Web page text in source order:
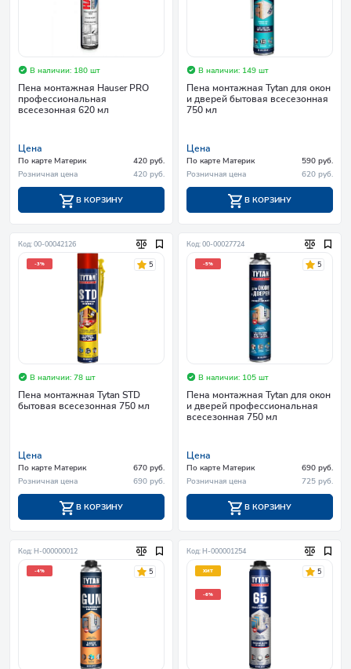
В наличии: 180 шт
Пена монтажная Hauser PRO
профессиональная
всесезонная 620 мл
Цена
По карте Материк
420 руб.
Розничная цена
420 руб.
В КОРЗИНУ
В наличии: 149 шт
Пена монтажная Tytan для окон
и дверей бытовая всесезонная
750 мл
Цена
По карте Материк
590 руб.
Розничная цена
620 руб.
В КОРЗИНУ
Код: 00-00042126
-3% 5
В наличии: 78 шт
Пена монтажная Tytan STD
бытовая всесезонная 750 мл
Цена
По карте Материк
670 руб.
Розничная цена
690 руб.
В КОРЗИНУ
Код: 00-00027724
-5% 5
В наличии: 105 шт
Пена монтажная Tytan для окон
и дверей профессиональная
всесезонная 750 мл
Цена
По карте Материк
690 руб.
Розничная цена
725 руб.
В КОРЗИНУ
Код: Н-000000012
-4% 5
Код: Н-000001254
ХИТ
-6%
5